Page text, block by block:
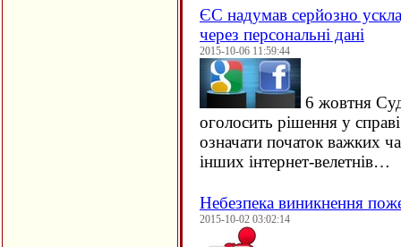
ЄC надумав серйозно
через персональні дані
2015-10-06 11:59:44
6 жовтня
оголосить рішення у
означати початок важких
інших інтернет-велетнів…
Небезпека виникнення
2015-10-02 03:02:14